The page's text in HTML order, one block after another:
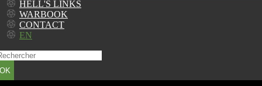
HELL'S LINKS
WARBOOK
CONTACT
EN
OK